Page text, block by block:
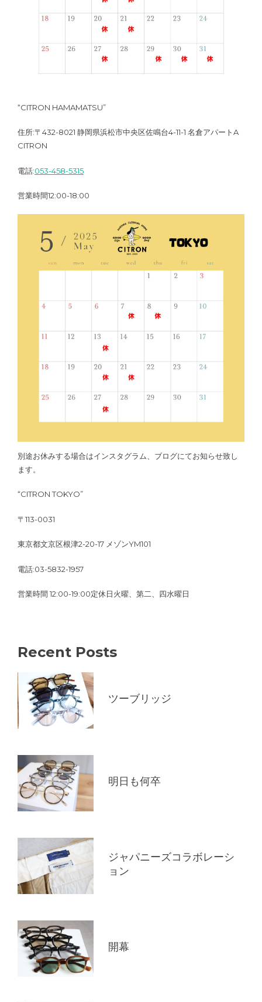
“CITRON HAMAMATSU”
住所:〒432-8021 静岡県浜松市中央区佐鳴台4-11-1 名倉アパートA
CITRON
電話:053-458-5315
営業時間12:00-18:00
別途お休みする場合はインスタグラム、ブログにてお知らせ致し
ます。
“CITRON TOKYO”
〒113-0031
東京都文京区根津2-20-17 メゾンYM101
電話:03-5832-1957
営業時間 12:00-19:00定休日火曜、第二、四水曜日
Recent Posts
ツーブリッジ
明日も何卒
ジャパニーズコラボレーシ
ョン
開幕